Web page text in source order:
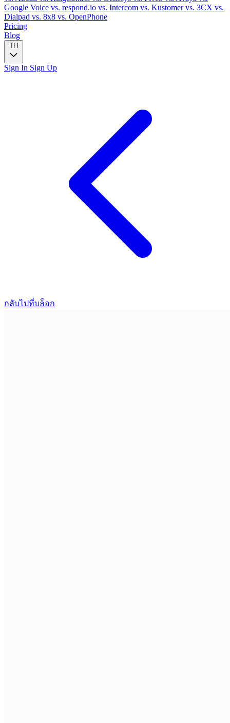
Google Voice vs. respond.io vs. Intercom vs. Kustomervs. 3CX vs.
Dialpad vs. 8x8 vs. OpenPhone
Pricing
Blog
TH
Sign In Sign Up
กลับไปที่บล็อก